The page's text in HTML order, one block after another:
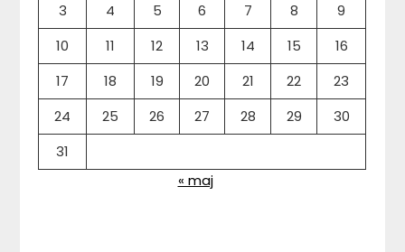
3
4 5 6 7 8
9
10
11 12 13 14 15
16
17
18 19 20 21 22
23
24
25 26 27 28 29
30
31
« maj